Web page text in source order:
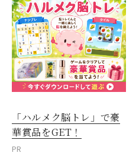
「ハルメク脳トレ」で豪
華賞品をGET！
PR